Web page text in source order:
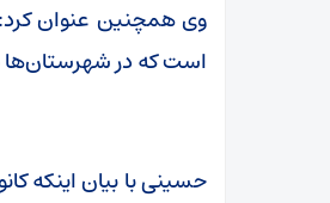
وی همچنین عنوان
است که در شهرستان‌ها
حسینی با بیان